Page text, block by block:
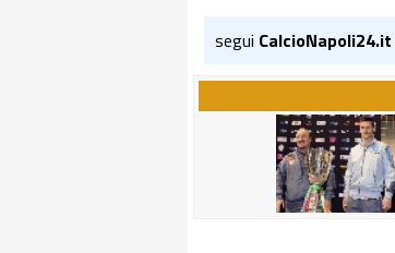
segui CalcioNapoli24.it